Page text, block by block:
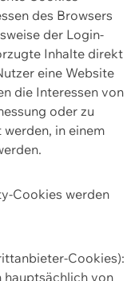
des Browsers
der Login-
Inhalte direkt
eine Website
die Interessen von
oder zu
in einem
Cookies werden
Cookies):
von